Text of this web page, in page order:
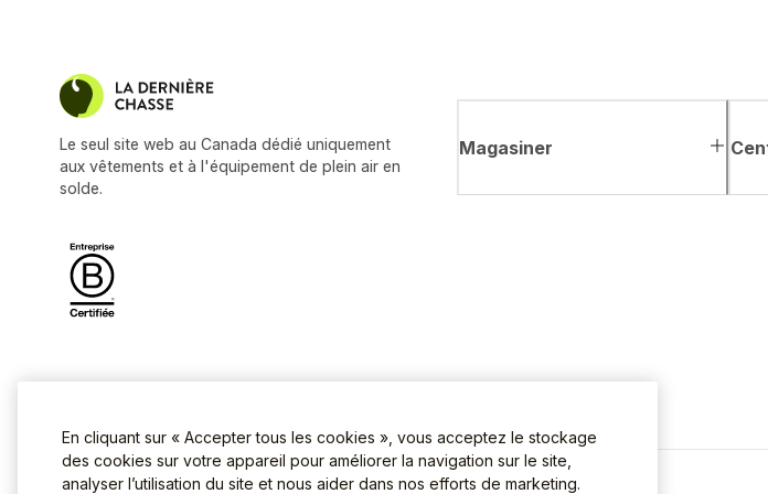
Le seul site web au Canada dédié uniquement
aux vêtements et à l'équipement de plein air en
solde.
Magasiner
En cliquant sur « Accepter tous les cookies », vous acceptez le stockage
des cookies sur votre appareil pour améliorer la navigation sur le site,
analyser l’utilisation du site et nous aider dans nos efforts de marketing.